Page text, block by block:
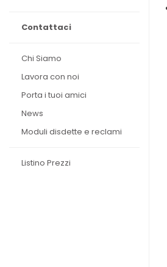
Contattaci
Chi Siamo
Lavora con noi
Porta i tuoi amici
News
Moduli disdette e reclami
Listino Prezzi